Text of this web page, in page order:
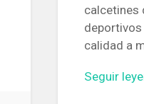
calcetines
calidad a
Seguir